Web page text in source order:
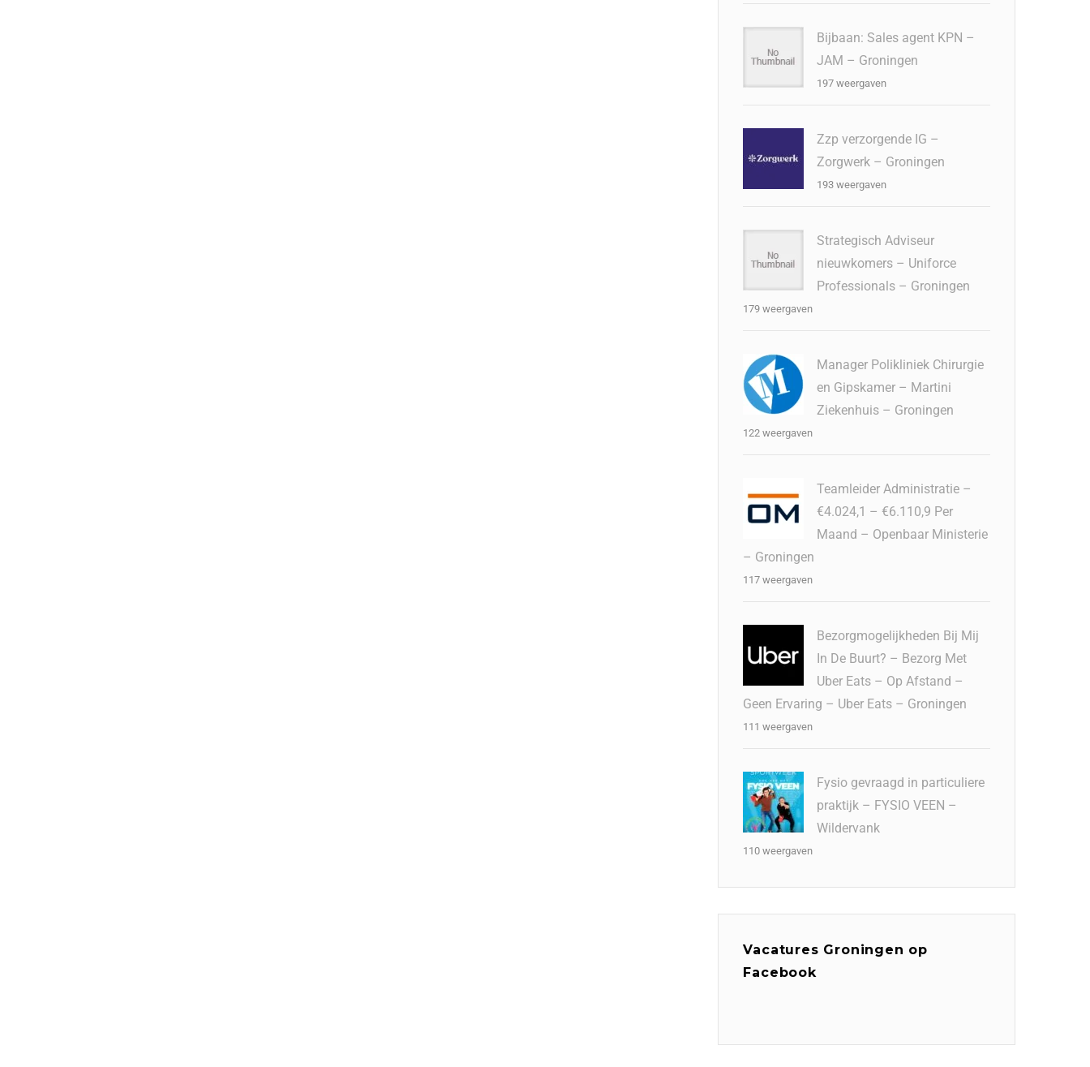
Bijbaan: Sales agent KPN –
JAM – Groningen
197 weergaven
Zzp verzorgende IG –
Zorgwerk – Groningen
193 weergaven
Strategisch Adviseur
nieuwkomers – Uniforce
Professionals – Groningen
179 weergaven
Manager Polikliniek Chirurgie
en Gipskamer – Martini
Ziekenhuis – Groningen
122 weergaven
Teamleider Administratie –
€4.024,1 – €6.110,9 Per
Maand – Openbaar Ministerie
– Groningen
117 weergaven
Bezorgmogelijkheden Bij Mij
In De Buurt? – Bezorg Met
Uber Eats – Op Afstand –
Geen Ervaring – Uber Eats – Groningen
111 weergaven
Fysio gevraagd in particuliere
praktijk – FYSIO VEEN –
Wildervank
110 weergaven
Vacatures Groningen op
Facebook